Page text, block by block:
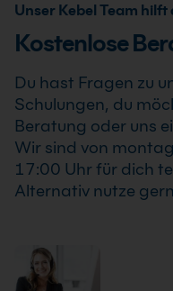
durchgeführt werden.
Schwerpunkte passen
Unser Kebel Team
Kostenlose
Du hast Fragen zu
Schulungen, du
Beratung oder uns
Wir sind von
17:00 Uhr für dich
Alternativ nutze